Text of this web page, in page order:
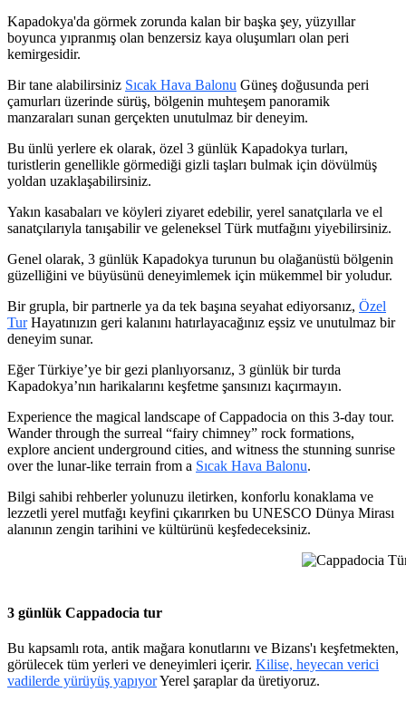
Kapadokya'da görmek zorunda kalan bir başka şey, yüzyıllar
boyunca yıpranmış olan benzersiz kaya oluşumları olan peri
kemirgesidir.
Bir tane alabilirsiniz Sıcak Hava Balonu Güneş doğusunda peri
çamurları üzerinde sürüş, bölgenin muhteşem panoramik
manzaraları sunan gerçekten unutulmaz bir deneyim.
Bu ünlü yerlere ek olarak, özel 3 günlük Kapadokya turları,
turistlerin genellikle görmediği gizli taşları bulmak için dövülmüş
yoldan uzaklaşabilirsiniz.
Yakın kasabaları ve köyleri ziyaret edebilir, yerel sanatçılarla ve el
sanatçılarıyla tanışabilir ve geleneksel Türk mutfağını yiyebilirsiniz.
Genel olarak, 3 günlük Kapadokya turunun bu olağanüstü bölgenin
güzelliğini ve büyüsünü deneyimlemek için mükemmel bir yoludur.
Bir grupla, bir partnerle ya da tek başına seyahat ediyorsanız, Özel
TurHayatınızın geri kalanını hatırlayacağınız eşsiz ve unutulmaz bir
deneyim sunar.
Eğer Türkiye’ye bir gezi planlıyorsanız, 3 günlük bir turda
Kapadokya’nın harikalarını keşfetme şansınızı kaçırmayın.
Experience the magical landscape of Cappadocia on this 3-day tour.
Wander through the surreal “fairy chimney” rock formations,
explore ancient underground cities, and witness the stunning sunrise
over the lunar-like terrain from a Sıcak Hava Balonu.
Bilgi sahibi rehberler yolunuzu iletirken, konforlu konaklama ve
lezzetli yerel mutfağı keyfini çıkarırken bu UNESCO Dünya Mirası
alanının zengin tarihini ve kültürünü keşfedeceksiniz.
3 günlük Cappadocia tur
Bu kapsamlı rota, antik mağara konutlarını ve Bizans'ı keşfetmekten,
görülecek tüm yerleri ve deneyimleri içerir. Kilise, heyecan verici
vadilerde yürüyüş yapıyorYerel şaraplar da üretiyoruz.